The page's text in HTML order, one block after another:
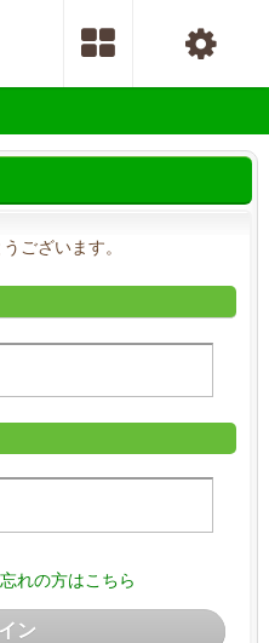
ございます。
れの方はこちら
ン